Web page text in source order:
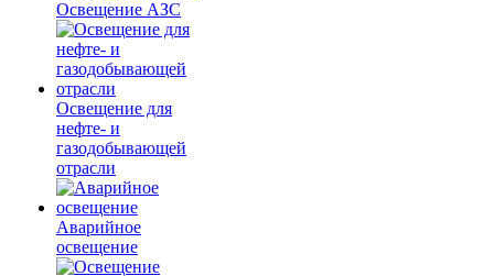
Освещение АЗС
Освещение для
нефте- и
газодобывающей
отрасли
Аварийное
освещение